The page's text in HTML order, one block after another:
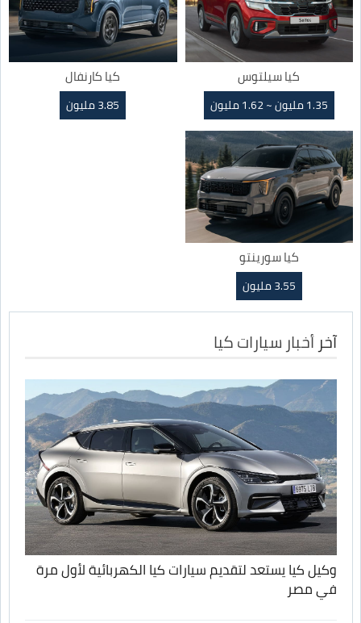
كيا سيلتوس
1.35 مليون ~ 1.62 مليون
كيا كارنفال
3.85 مليون
كيا سورينتو
3.55 مليون
آخرأخبار سيارات كيا
وكيل كيا يستعد لتقديم سيارات كيا الكهربائية لأول مرة
في مصر